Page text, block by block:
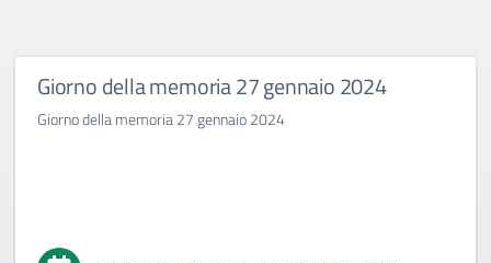
Giorno della memoria 27 gennaio 2024
Giorno della memoria 27 gennaio 2024